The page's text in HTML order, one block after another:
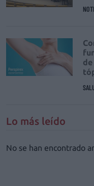
Lo más leído
No se han encontrado